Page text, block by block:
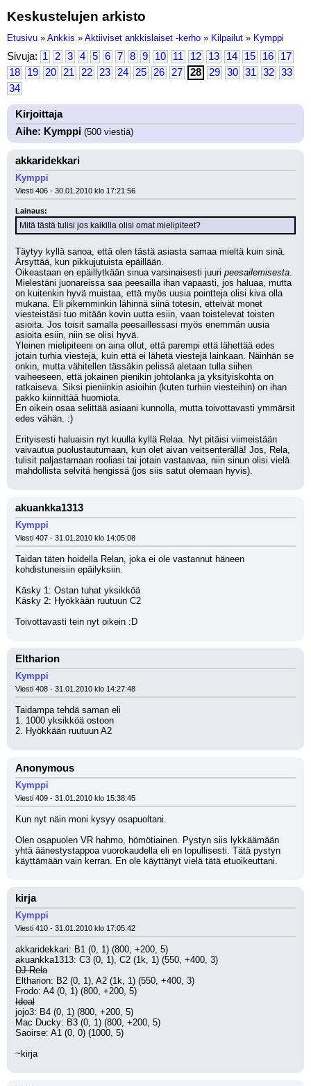
Keskustelujen arkisto
Etusivu » Ankkis » Aktiiviset ankkislaiset -kerho » Kilpailut » Kymppi
Sivuja: 1 2 3 4 5 6 7 8 9 10 11 12 13 14 15 16
17
18
19 20 21 22 23 24 25 26 27 28 29 30 31 32
33
34
Kirjoittaja
Aihe: Kymppi (500 viestiä)
akkaridekkari
Kymppi
Viesti 406 - 30.01.2010 klo 17:21:56
Lainaus:
Mitä tästä tulisi jos kaikilla olisi omat mielipiteet?
Täytyy kyllä sanoa, että olen tästä asiasta samaa mieltä kuin sinä.
Ärsyttää, kun pikkujutuista epäillään.
Oikeastaan en epäillytkään sinua varsinaisesti juuri peesailemisesta.
Mielestäni juonareissa saa peesailla ihan vapaasti, jos haluaa, mutta
on kuitenkin hyvä muistaa, että myös uusia pointteja olisi kiva olla
mukana. Eli pikemminkin lähinnä siinä totesin, etteivät monet
viesteistäsi tuo mitään kovin uutta esiin, vaan toistelevat toisten
asioita. Jos toisit samalla peesaillessasi myös enemmän uusia
asioita esiin, niin se olisi hyvä.
Yleinen mielipiteeni on aina ollut, että parempi että lähettää edes
jotain turhia viestejä, kuin että ei lähetä viestejä lainkaan. Näinhän se
onkin, mutta vähitellen tässäkin pelissä aletaan tulla siihen
vaiheeseen, että jokainen pienikin johtolanka ja yksityiskohta on
ratkaiseva. Siksi pieniinkin asioihin (kuten turhiin viesteihin) on ihan
pakko kiinnittää huomiota.
En oikein osaa selittää asiaani kunnolla, mutta toivottavasti ymmärsit
edes vähän. :)
Erityisesti haluaisin nyt kuulla kyllä Relaa. Nyt pitäisi viimeistään
vaivautua puolustautumaan, kun olet aivan veitsenterällä! Jos, Rela,
tulisit paljastamaan rooliasi tai jotain vastaavaa, niin sinun olisi vielä
mahdollista selvitä hengissä (jos siis satut olemaan hyvis).
akuankka1313
Kymppi
Viesti 407 - 31.01.2010 klo 14:05:08
Taidan täten hoidella Relan, joka ei ole vastannut häneen
kohdistuneisiin epäilyksiin.
Käsky 1: Ostan tuhat yksikköä
Käsky 2: Hyökkään ruutuun C2
Toivottavasti tein nyt oikein :D
Eltharion
Kymppi
Viesti 408 - 31.01.2010 klo 14:27:48
Taidampa tehdä saman eli
1. 1000 yksikköä ostoon
2. Hyökkään ruutuun A2
Anonymous
Kymppi
Viesti 409 - 31.01.2010 klo 15:38:45
Kun nyt näin moni kysyy osapuoltani.
Olen osapuolen VR hahmo, hömötiainen. Pystyn siis lykkäämään
yhtä äänestystappoa vuorokaudella eli en lopullisesti. Tätä pystyn
käyttämään vain kerran. En ole käyttänyt vielä tätä etuoikeuttani.
kirja
Kymppi
Viesti 410 - 31.01.2010 klo 17:05:42
akkaridekkari: B1 (0, 1) (800, +200, 5)
akuankka1313: C3 (0, 1), C2 (1k, 1) (550, +400, 3)
DJ Rela
Eltharion: B2 (0, 1), A2 (1k, 1) (550, +400, 3)
Frodo: A4 (0, 1) (800, +200, 5)
Ideal
jojo3: B4 (0, 1) (800, +200, 5)
Mac Ducky: B3 (0, 1) (800, +200, 5)
Saoirse: A1 (0, 0) (1000, 5)
~kirja